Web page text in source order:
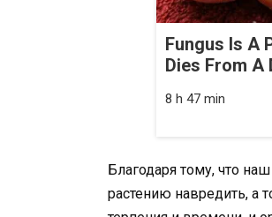
Fungus Is A
Dies From A
8 h 47 min
Благодаря тому, что
растению навредить, а